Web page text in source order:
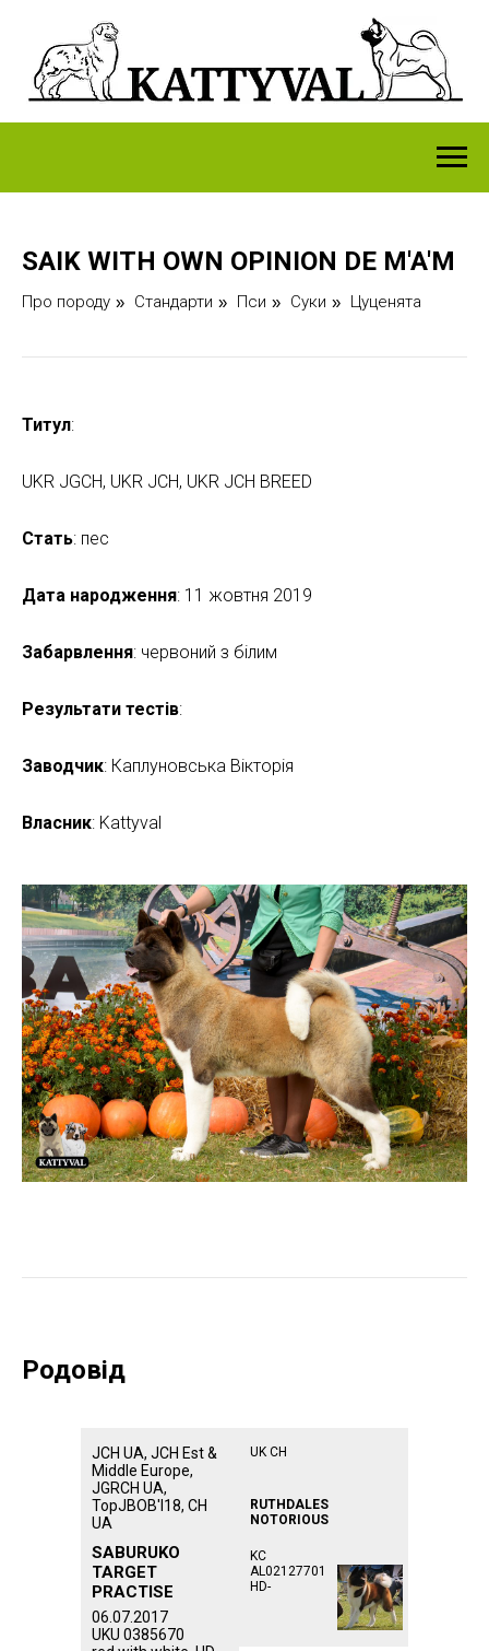
SAIK WITH OWN OPINION DE M'A'M
Про породу » Стандарти » Пси » Суки » Цуценята
Титул:
UKR JGCH, UKR JCH, UKR JCH BREED
Стать: пес
Дата народження: 11 жовтня 2019
Забарвлення: червоний з білим
Результати тестів:
Заводчик: Каплуновська Вікторія
Власник: Kattyval
Родовід
JCH UA, JCH Est &
Middle Europe,
JGRCH UA,
TopJBOB'I18, CH
UA
SABURUKO
TARGET
PRACTISE
06.07.2017
UKU 0385670
UK CH
RUTHDALES
NOTORIOUS
KC
AL02127701
HD-